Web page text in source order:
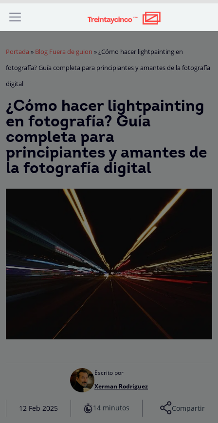
Portada » Blog Fuera de guion »¿Cómo hacer lightpainting en
fotografía? Guía completa para principiantes y amantes de la fotografía
digital
¿Cómo hacer lightpainting
en fotografía? Guía
completa para
principiantes y amantes de
la fotografía digital
Escrito por
Xerman Rodriguez
12 Feb 2025 14 minutos Compartir